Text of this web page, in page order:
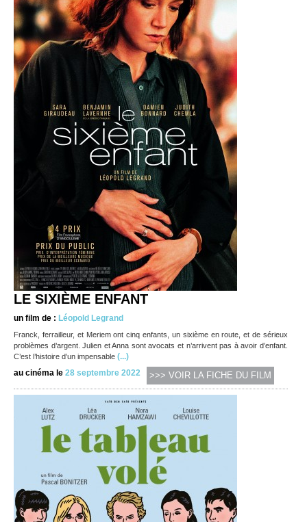
LE SIXIÈME ENFANT
un film de : Léopold Legrand
Franck, ferrailleur, et Meriem ont cinq enfants, un sixième en route, et de sérieux
problèmes d’argent. Julien et Anna sont avocats et n’arrivent pas à avoir d’enfant.
C’est l’histoire d’un impensable (...)
au cinéma le 28 septembre 2022 >>> VOIR LA FICHE DU FILM